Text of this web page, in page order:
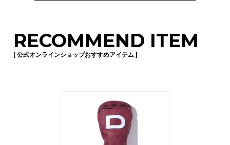
RECOMMEND ITEM
[ 公式オンラインショップおすすめアイテム ]